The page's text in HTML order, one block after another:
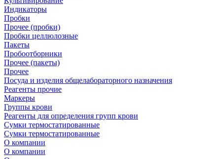
Индикаторы
Пробки
Прочее (пробки)
Пробки целлюлозные
Пакеты
Пробоотборники
Прочее (пакеты)
Прочее
Посуда и изделия общелабораторного назначения
Реагенты прочие
Маркеры
Группы крови
Реагенты для определения групп крови
Сумки термостатированные
Сумки термостатированные
О компании
О компании